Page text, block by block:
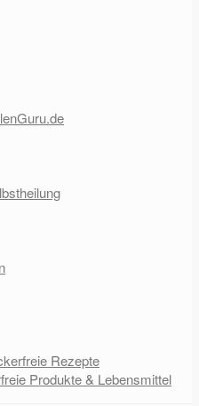
Rezepte
Produkte & Lebensmittel